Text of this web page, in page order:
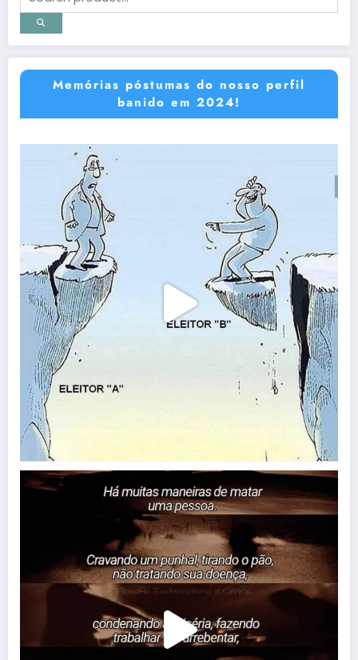
Memórias póstumas do nosso perfil
banido em 2024!